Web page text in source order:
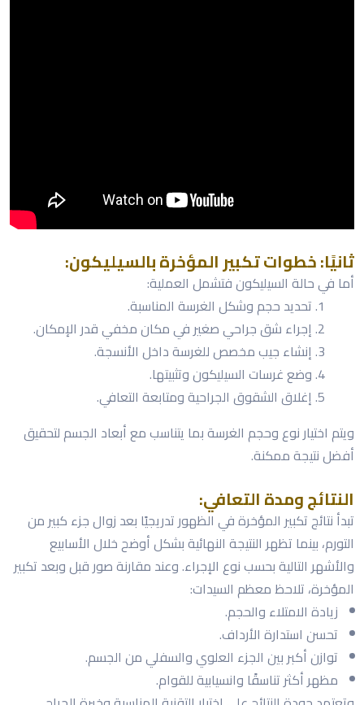
ثانيًا: خطوات تكبير المؤخرة بالسيليكون:
أما في حالة السيليكون فتشمل العملية:
تحديد حجم وشكل الغرسة المناسبة.
إجراء شق جراحي صغير في مكان مخفي قدر الإمكان.
إنشاء جيب مخصص للغرسة داخل الأنسجة.
وضع غرسات السيليكون وتثبيتها.
إغلاق الشقوق الجراحية ومتابعة التعافي.
ويتم اختيار نوع وحجم الغرسة بما يتناسب مع أبعاد الجسم لتحقيق
أفضل نتيجة ممكنة.
النتائج ومدة التعافي:
تبدأ نتائج تكبير المؤخرة في الظهور تدريجيًا بعد زوال جزء كبير من
التورم، بينما تظهر النتيجة النهائية بشكل أوضح خلال الأسابيع
والأشهر التالية بحسب نوع الإجراء. وعند مقارنة صور قبل وبعد تكبير
المؤخرة، تلاحظ معظم السيدات:
زيادة الامتلاء والحجم.
تحسن استدارة الأرداف.
توازن أكبر بين الجزء العلوي والسفلي من الجسم.
مظهر أكثر تناسقًا وانسيابية للقوام.